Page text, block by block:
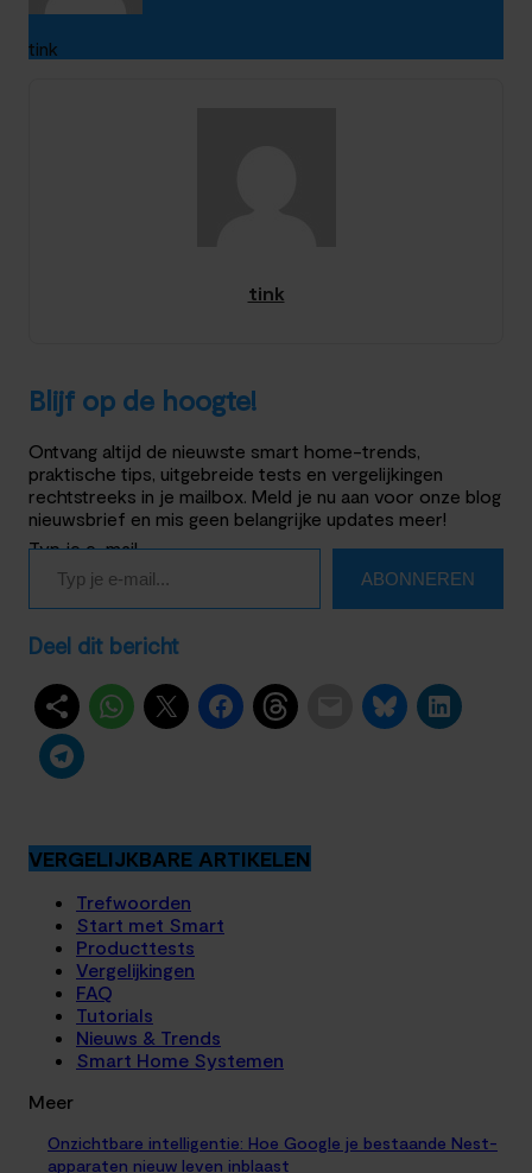
tink
tink
Blijf op de hoogte!
Ontvang altijd de nieuwste smart home-trends,
praktische tips, uitgebreide tests en vergelijkingen
rechtstreeks in je mailbox. Meld je nu aan voor onze blog
nieuwsbrief en mis geen belangrijke updates meer!
Typ je e-mail…
ABONNEREN
Deel dit bericht
VERGELIJKBARE ARTIKELEN
Trefwoorden
Start met Smart
Producttests
Vergelijkingen
FAQ
Tutorials
Nieuws & Trends
Smart Home Systemen
Meer
Onzichtbare intelligentie: Hoe Google je bestaande Nest-
apparaten nieuw leven inblaast